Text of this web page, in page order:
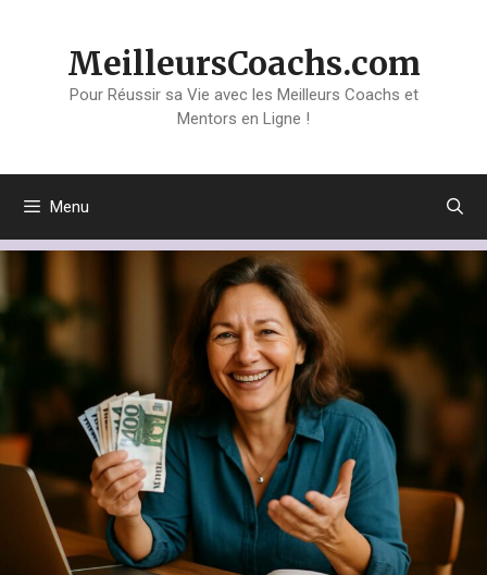
MeilleursCoachs.com
Pour Réussir sa Vie avec les Meilleurs Coachs et
Mentors en Ligne !
Menu